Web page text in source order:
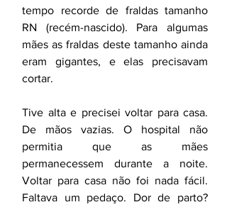
tempo recorde de fraldas tamanho
RN (recém-nascido). Para algumas
mães as fraldas deste tamanho ainda
eram gigantes, e elas precisavam
cortar.
Tive alta e precisei voltar para casa.
De mãos vazias. O hospital não
permitia que as mães
permanecessem durante a noite.
Voltar para casa não foi nada fácil.
Faltava um pedaço. Dor de parto?